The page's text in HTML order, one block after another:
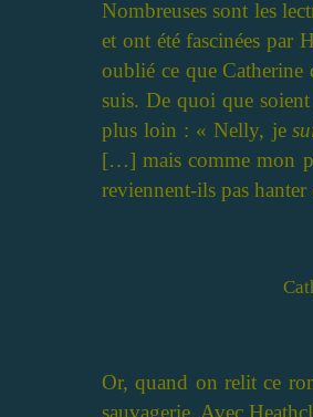
Nombreuses sont les
et ont été fascinées par
oublié ce que Catherine
suis. De quoi que
plus loin : « Nelly, je
[…] mais comme mon
reviennent-ils pas
Or, quand on relit ce
sauvagerie. Avec